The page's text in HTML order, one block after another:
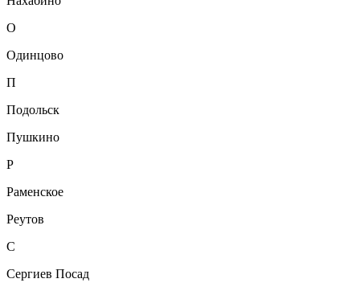
О
Одинцово
П
Подольск
Пушкино
Р
Раменское
Реутов
С
Сергиев Посад